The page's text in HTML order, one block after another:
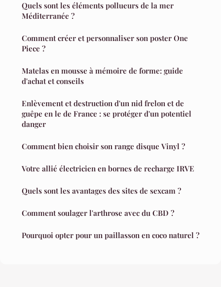
Quels sont les éléments pollueurs de la mer
Méditerranée ?
Comment créer et personnaliser son poster One
Piece ?
Matelas en mousse à mémoire de forme: guide
d'achat et conseils
Enlèvement et destruction d'un nid frelon et de
guêpe en le de France : se protéger d'un potentiel
danger
Comment bien choisir son range disque Vinyl ?
Votre allié électricien en bornes de recharge IRVE
Quels sont les avantages des sites de sexcam ?
Comment soulager l'arthrose avec du CBD ?
Pourquoi opter pour un paillasson en coco naturel ?